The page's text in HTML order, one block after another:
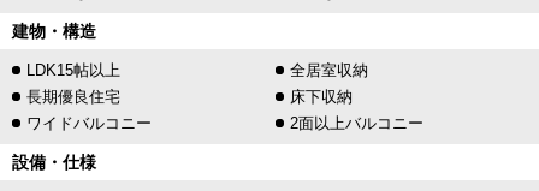
建物・構造
LDK15帖以上
全居室収納
長期優良住宅
床下収納
ワイドバルコニー
2面以上バルコニー
設備・仕様